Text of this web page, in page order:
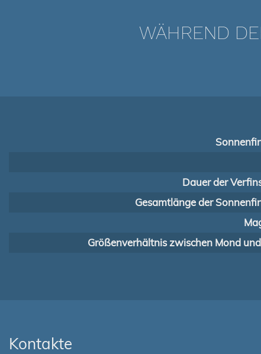
WÄHREND
Dauer der
Gesamtlänge der
Größenverhältnis zwischen Mond
Kontakte